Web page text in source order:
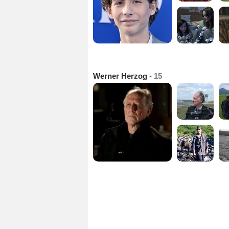
Werner Herzog - 15